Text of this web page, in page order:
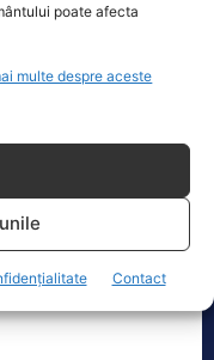
poate afecta
multe despre aceste
Contact
în
aduc în centrul
cu drone[...]